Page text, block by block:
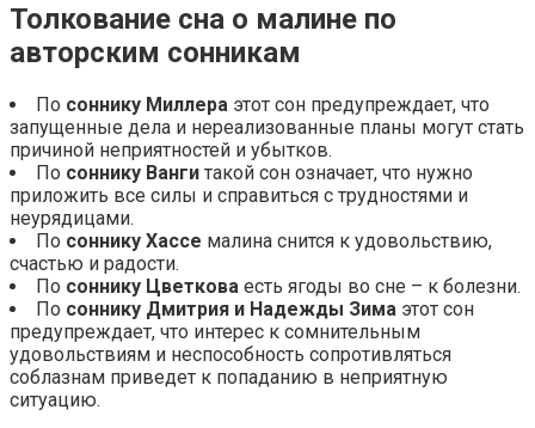
Толкование сна о малине по
авторским сонникам
По соннику Миллера этот сон предупреждает, что
запущенные дела и нереализованные планы могут стать
причиной неприятностей и убытков.
По соннику Ванги такой сон означает, что нужно
приложить все силы и справиться с трудностями и
неурядицами.
По соннику Хассе малина снится к удовольствию,
счастью и радости.
По соннику Цветкова есть ягоды во сне – к болезни.
По соннику Дмитрия и Надежды Зима этот сон
предупреждает, что интерес к сомнительным
удовольствиям и неспособность сопротивляться
соблазнам приведет к попаданию в неприятную
ситуацию.